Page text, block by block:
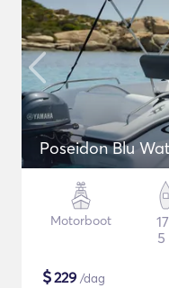
Poseidon Blu
Motorboot
5
$229 /dag